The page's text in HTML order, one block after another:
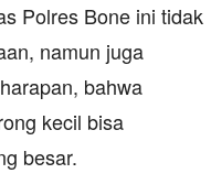
Polres Bone ini tidak
namun juga
bahwa
kecil bisa
besar.